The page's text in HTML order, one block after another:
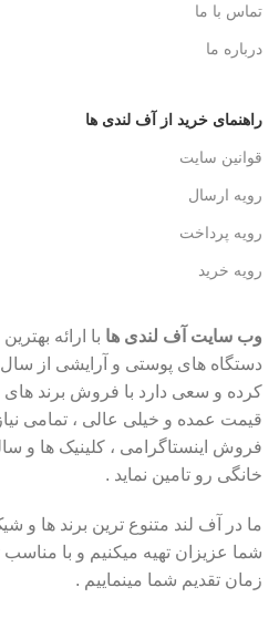
تماس با ما
درباره ما
راهنمای خرید از آف لندی ها
قوانین سایت
رویه ارسال
رویه پرداخت
رویه خرید
وب سایت آف لندی ها با ارائه
کرده و سعی دارد با فروش برند های
قیمت عمده و خیلی عالی ، تمامی
فروش اینستاگرامی ، کلینیک ها و
خانگی رو تامین نماید .
ما در آف لند متنوع ترین برند ها و
شما عزیزان تهیه میکنیم و با مناسب
زمان تقدیم شما مینماییم .